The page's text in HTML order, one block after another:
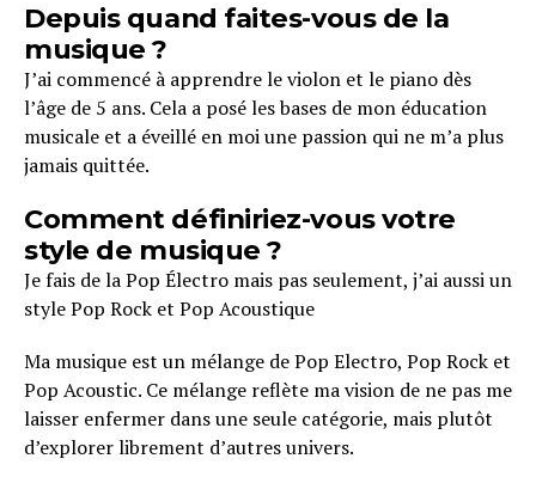
Depuis quand faites-vous de la
musique ?
J’ai commencé à apprendre le violon et le piano dès
l’âge de 5 ans. Cela a posé les bases de mon éducation
musicale et a éveillé en moi une passion qui ne m’a plus
jamais quittée.
Comment définiriez-vous votre
style de musique ?
Je fais de la Pop Électro mais pas seulement, j’ai aussi un
style Pop Rock et Pop Acoustique
Ma musique est un mélange de Pop Electro, Pop Rock et
Pop Acoustic. Ce mélange reflète ma vision de ne pas me
laisser enfermer dans une seule catégorie, mais plutôt
d’explorer librement d’autres univers.